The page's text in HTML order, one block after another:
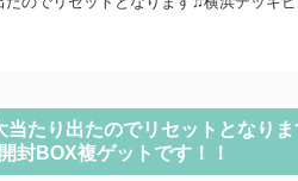
たり出たのでリセットとなり
封BOX複ゲットです！！